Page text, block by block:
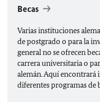
Becas
Varias instituciones
de postgrado o para la
general no se ofrecen
carrera universitaria o
alemán. Aquí
diferentes programas de